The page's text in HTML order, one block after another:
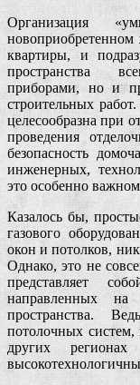
Организация
квартиры, и
пространства
приборами, но и
строительных
целесообразна при
проведения
безопасность
инженерных,
это особенно
Казалось бы,
газового
окон и потолков,
Однако, это не
представляет
направленных на
пространства.
потолочных
других